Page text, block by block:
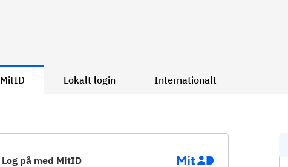
MitID Lokalt login Internationalt
Log på med MitID